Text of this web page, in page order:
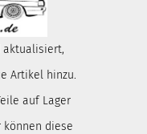
aktualisiert,
Artikel hinzu.
auf Lager
diese